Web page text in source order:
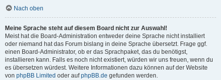
Nach oben
Meine Sprache steht auf diesem Board nicht zur Auswahl!
Meist hat die Board-Administration entweder deine Sprache nicht installiert
oder niemand hat das Forum bislang in deine Sprache übersetzt. Frage ggf.
einen Board-Administrator, ob er das Sprachpaket, das du benötigst,
installieren kann. Falls es noch nicht existiert, würden wir uns freuen, wenn du
es übersetzen würdest. Weitere Informationen dazu können auf der Website
von phpBB Limited oder aufphpBB.de gefunden werden.